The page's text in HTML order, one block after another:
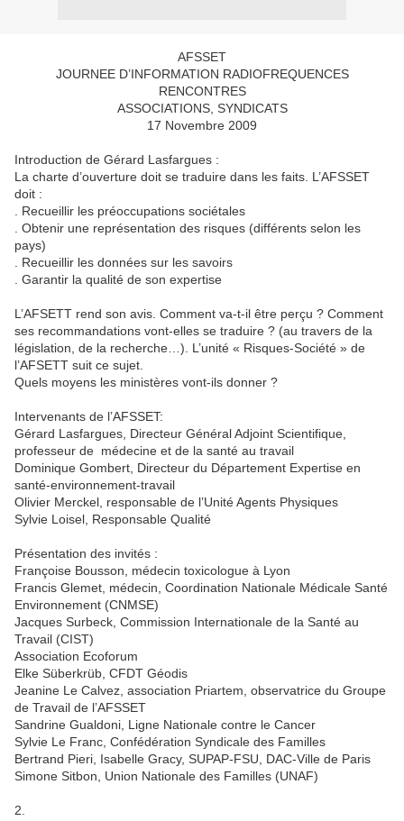
AFSSET
JOURNEE D’INFORMATION RADIOFREQUENCES
RENCONTRES
ASSOCIATIONS, SYNDICATS
17 Novembre 2009
Introduction de Gérard Lasfargues :
La charte d’ouverture doit se traduire dans les faits. L’AFSSET
doit :
. Recueillir les préoccupations sociétales
. Obtenir une représentation des risques (différents selon les
pays)
. Recueillir les données sur les savoirs
. Garantir la qualité de son expertise
L’AFSETT rend son avis. Comment va-t-il être perçu ? Comment
ses recommandations vont-elles se traduire ? (au travers de la
législation, de la recherche…). L’unité « Risques-Société » de
l’AFSETT suit ce sujet.
Quels moyens les ministères vont-ils donner ?
Intervenants de l’AFSSET:
Gérard Lasfargues, Directeur Général Adjoint Scientifique,
professeur de médecine et de la santé au travail
Dominique Gombert, Directeur du Département Expertise en
santé-environnement-travail
Olivier Merckel, responsable de l’Unité Agents Physiques
Sylvie Loisel, Responsable Qualité
Présentation des invités :
Françoise Bousson, médecin toxicologue à Lyon
Francis Glemet, médecin, Coordination Nationale Médicale Santé
Environnement (CNMSE)
Jacques Surbeck, Commission Internationale de la Santé au
Travail (CIST)
Association Ecoforum
Elke Süberkrüb, CFDT Géodis
Jeanine Le Calvez, association Priartem, observatrice du Groupe
de Travail de l’AFSSET
Sandrine Gualdoni, Ligne Nationale contre le Cancer
Sylvie Le Franc, Confédération Syndicale des Familles
Bertrand Pieri, Isabelle Gracy, SUPAP-FSU, DAC-Ville de Paris
Simone Sitbon, Union Nationale des Familles (UNAF)
2.